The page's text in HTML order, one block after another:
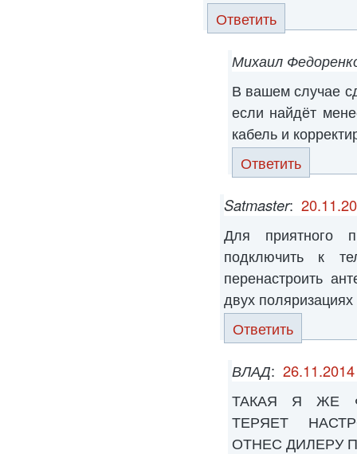
Ответить
Михаил
В вашем случае
если найдёт
кабель и
Ответить
Satmaster:
Для приятного
подключить к
перенастроить
двух
Ответить
ВЛАД:
ТАКАЯ Я ЖЕ
ТЕРЯЕТ
ОТНЕС ДИЛЕРУ